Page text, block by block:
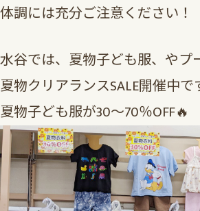
体調には充分ご注意ください！
水谷では、夏物子ども服、やプ
夏物クリアランスSALE開催中で
夏物子ども服が30～70％OFF🔥